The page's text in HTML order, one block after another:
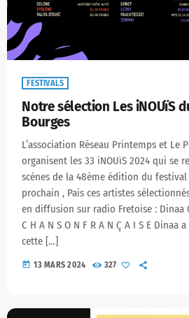
FESTIVALS
Notre sélection Les iNOUïS
Bourges
L’association Réseau Printemps et Le
organisent les 33 iNOUïS 2024 qui se
scènes de la 48ème édition du
prochain , Pais ces artistes
en diffusion sur radio Fretoise : Dinaa
C H A N S O N F R A N Ç A I S E
cette […]
today 13 MARS 2024 327